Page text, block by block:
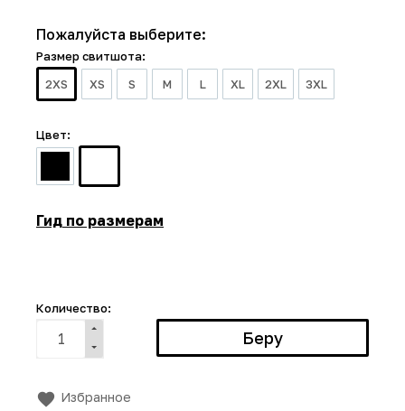
Пожалуйста выберите:
Размер свитшота:
2XS
XS S M L XL 2XL 3XL
Цвет:
Гид по размерам
Количество:
Избранное